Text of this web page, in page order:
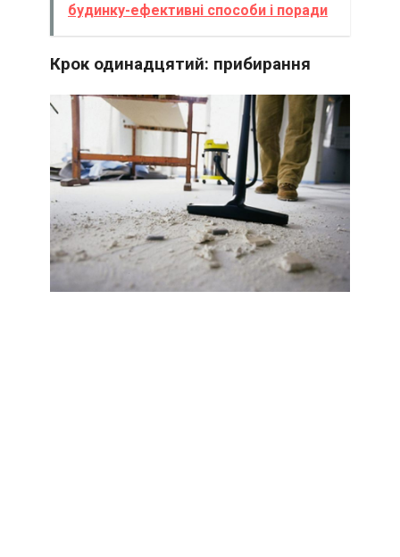
будинку-ефективні способи і поради
Крок одинадцятий: прибирання